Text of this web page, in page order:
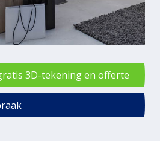
3D-tekening en offerte